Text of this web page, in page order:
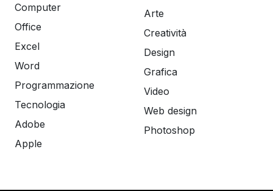
Computer
Office
Excel
Word
Programmazione
Tecnologia
Adobe
Apple
Arte
Creatività
Design
Grafica
Video
Web design
Photoshop